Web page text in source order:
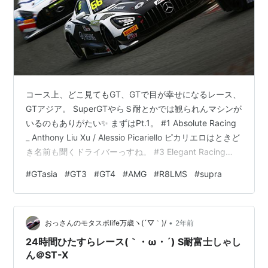
コース上、どこ見てもGT、GTで目が幸せになるレース、
GTアジア。 SuperGTやらＳ耐とかでは観られんマシンが
いるのもありがたい✨ まずはPt.1。 #1 Absolute Racing
_ Anthony Liu Xu / Alessio Picariello ピカリエロはときど
き名前も聞くドライバーっすね。 #3 Elegant Racing
オレンジのAMGっていうと、ひと昔前のアルナージュを
思い出す(・ω・) #4 Origine Motorsport _ Lv Wei /
Patrick Pil…
#GTasia #GT3 #GT4 #AMG #R8LMS #supra
おっさんのモタスポlife万歳ヽ(´▽｀)/ • 2年前
24時間ひたすらレース(｀・ω・´) S耐富士しゃし
ん＠ST-X